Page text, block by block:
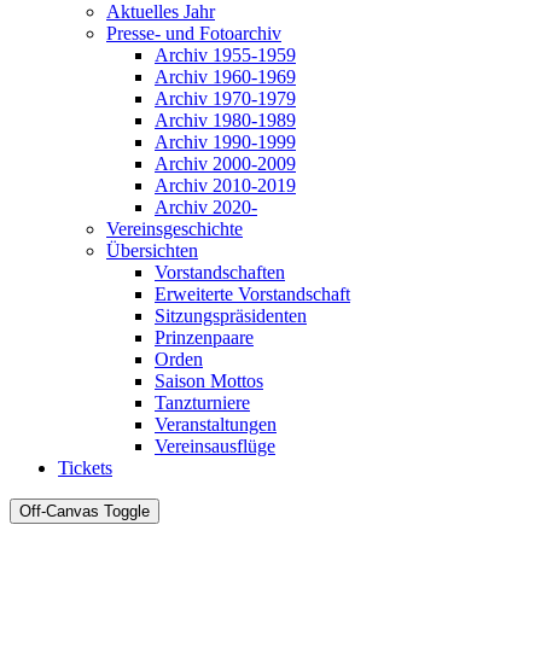
Aktuelles Jahr
Presse- und Fotoarchiv
Archiv 1955-1959
Archiv 1960-1969
Archiv 1970-1979
Archiv 1980-1989
Archiv 1990-1999
Archiv 2000-2009
Archiv 2010-2019
Archiv 2020-
Vereinsgeschichte
Übersichten
Vorstandschaften
Erweiterte Vorstandschaft
Sitzungspräsidenten
Prinzenpaare
Orden
Saison Mottos
Tanzturniere
Veranstaltungen
Vereinsausflüge
Tickets
Off-Canvas Toggle